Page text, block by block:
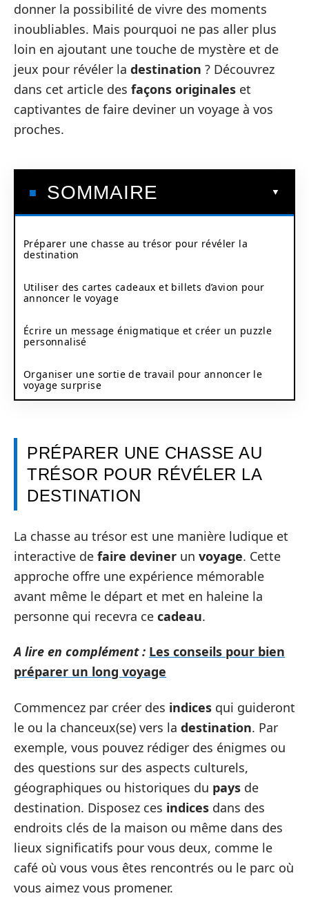
donner la possibilité de vivre des moments
inoubliables. Mais pourquoi ne pas aller plus
loin en ajoutant une touche de mystère et de
jeux pour révéler la destination ? Découvrez
dans cet article des façons originales et
captivantes de faire deviner un voyage à vos
proches.
SOMMAIRE
Préparer une chasse au trésor pour révéler la
destination
Utiliser des cartes cadeaux et billets d’avion pour
annoncer le voyage
Écrire un message énigmatique et créer un puzzle
personnalisé
Organiser une sortie de travail pour annoncer le
voyage surprise
PRÉPARER UNE CHASSE AU
TRÉSOR POUR RÉVÉLER LA
DESTINATION
La chasse au trésor est une manière ludique et
interactive de faire deviner un voyage. Cette
approche offre une expérience mémorable
avant même le départ et met en haleine la
personne qui recevra ce cadeau.
A lire en complément : Les conseils pour bien
préparer un long voyage
Commencez par créer des indices qui guideront
le ou la chanceux(se) vers la destination. Par
exemple, vous pouvez rédiger des énigmes ou
des questions sur des aspects culturels,
géographiques ou historiques du pays de
destination. Disposez ces indices dans des
endroits clés de la maison ou même dans des
lieux significatifs pour vous deux, comme le
café où vous vous êtes rencontrés ou le parc où
vous aimez vous promener.